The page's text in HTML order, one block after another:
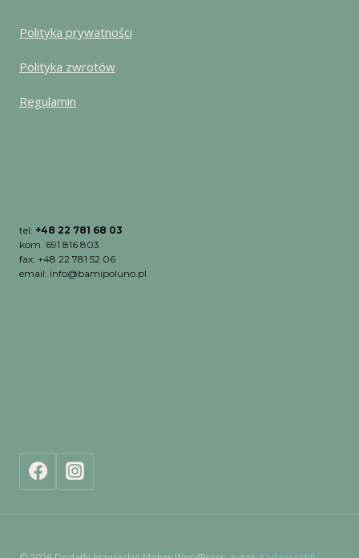
Polityka prywatności
Polityka zwrotów
Regulamin
tel: +48 22 781 68 03
kom. 691 816 803
fax: +48 22 781 52 06
email: info@bamipoluno.pl